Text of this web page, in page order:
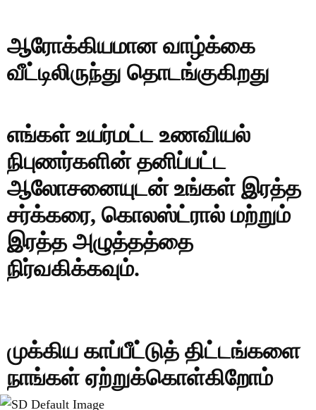
ஆரோக்கியமான வாழ்க்கை
வீட்டிலிருந்து தொடங்குகிறது
எங்கள் உயர்மட்ட உணவியல்
நிபுணர்களின் தனிப்பட்ட
ஆலோசனையுடன் உங்கள் இரத்த
சர்க்கரை, கொலஸ்ட்ரால் மற்றும்
இரத்த அழுத்தத்தை
நிர்வகிக்கவும்.
முக்கிய காப்பீட்டுத் திட்டங்களை
நாங்கள் ஏற்றுக்கொள்கிறோம்